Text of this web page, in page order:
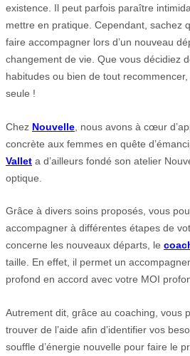
existence. Il peut parfois paraître
mettre en pratique. Cependant, sachez
faire accompagner lors d’un nouveau
changement de vie. Que vous décidiez
habitudes ou bien de tout recommencer,
seule !
Chez Nouvelle , nous avons à cœur
concrète aux femmes en quête
Vallet a d’ailleurs fondé son atelier
optique.
Grâce à divers soins proposés, vous
accompagner à différentes étapes de
concerne les nouveaux départs, le
taille. En effet, il permet un
profond en accord avec votre MOI
Autrement dit, grâce au coaching, vous
trouver de l’aide afin d’identifier vos
souffle d’énergie nouvelle pour faire le